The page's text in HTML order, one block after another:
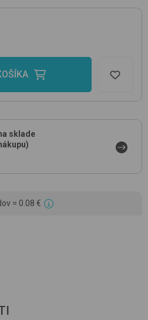
sklade
= 0.08 €